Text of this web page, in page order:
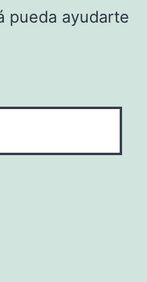
pueda ayudarte